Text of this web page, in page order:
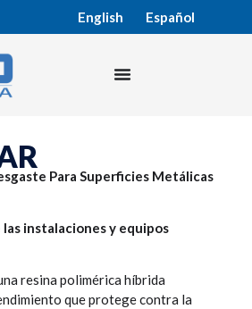
English Español
Para Superficies Metálicas
instalaciones y equipos
resina polimérica híbrida
que protege contra la